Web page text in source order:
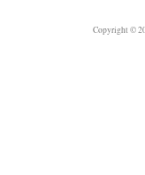
Copyright ©